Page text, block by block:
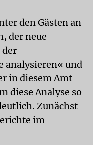
den Gästen an
der neue
der
analysieren« und
in diesem Amt
diese Analyse so
Zunächst
im